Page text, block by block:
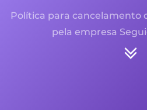
Política para cancelamento
pela empresa